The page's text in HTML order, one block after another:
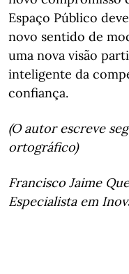
Espaço Público
novo sentido de
uma nova visão
inteligente da
confiança.
(O autor escreve
ortográfico)
Francisco Jaime
Especialista em